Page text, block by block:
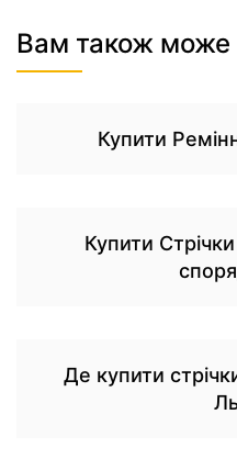
Вам також може
Купити
Купити
Де купити